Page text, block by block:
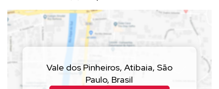
Vale dos Pinheiros, Atibaia, São
Paulo, Brasil